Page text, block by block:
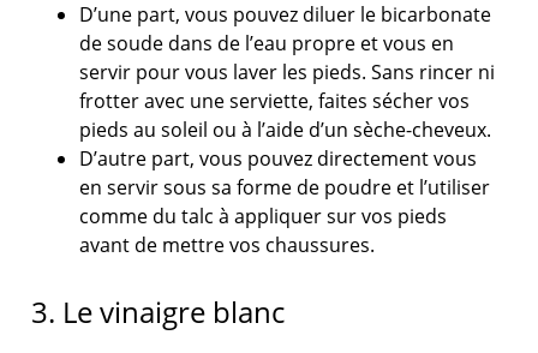
D’une part, vous pouvez diluer le bicarbonate
de soude dans de l’eau propre et vous en
servir pour vous laver les pieds. Sans rincer ni
frotter avec une serviette, faites sécher vos
pieds au soleil ou à l’aide d’un sèche-cheveux.
D’autre part, vous pouvez directement vous
en servir sous sa forme de poudre et l’utiliser
comme du talc à appliquer sur vos pieds
avant de mettre vos chaussures.
3. Le vinaigre blanc